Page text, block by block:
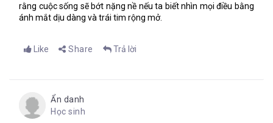
Bởi vì nó cũng đầy ắp những điều kỳ diệu, và có thể đưa con
đến bất cứ nơi nào trên thế giới này.
rằng cuộc sống sẽ bớt nặng nề nếu ta biết nhìn mọi điều bằng
ánh mắt dịu dàng và trái tim rộng mở.
Like Share Trả lời
Ẩn danh
Học sinh